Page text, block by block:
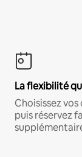
La flexibilité
Choisissez
puis réservez